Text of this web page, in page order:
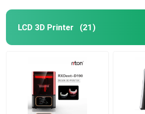
LCD 3D Printer (21)